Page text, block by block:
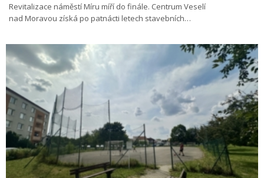
Revitalizace náměstí Míru míří do finále. Centrum Veselí
nad Moravou získá po patnácti letech stavebních…